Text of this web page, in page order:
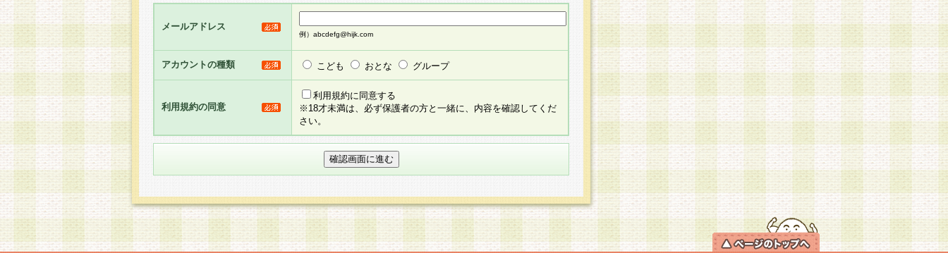
して告知の案内を配信または本サイトに掲示したときのいずれか早い時期をもってその効
るものとします。
5.当社がお聞きする個人情報は、すべて会員登録希望者の自由な意思で提 供いただいたも
のと考えております。従って、会員登録希望者が自らの個人情報の提供を希望されない場
合には、当社はその個人情報をお預かりいたしません が、提供されないことによって、当
社の取扱商品やサービス等をご利用いただけない場合がありますことを予めご了承くださ
い。
6.当社は、お客様から当社が保有している個人情報の開示・訂正・追加・ 利用停止等を求
められた場合には、ご本人様であることが当社にて確認できた場合に限り、法令に準拠し
せ先となります。
第2条 会員の資格
1.会員とは、本規約等を承諾のうえ、当社所定の登録手続きを全て完了し、当社が承認した
メールアドレス
例）abcdefg@hijk.com
アカウントの種類 こども おとな グループ
利用規約の同意
利用規約に同意する
※18才未満は、必ず保護者の方と一緒に、内容を確認してくだ
さい。